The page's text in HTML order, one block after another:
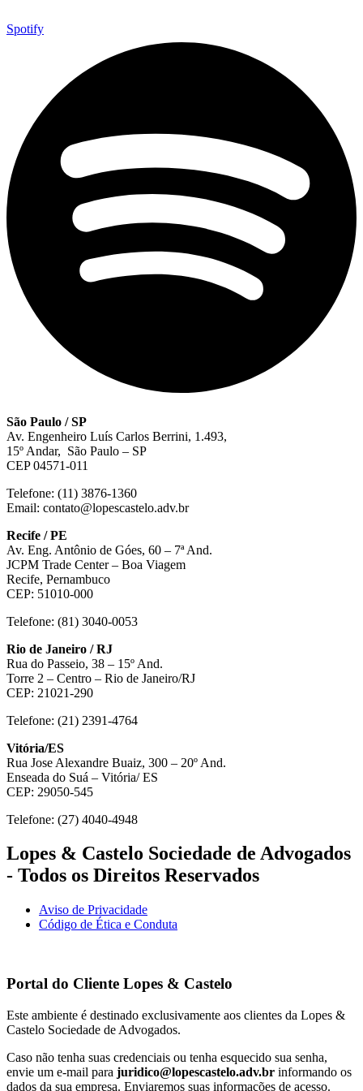
Spotify
São Paulo / SP
Av. Engenheiro Luís Carlos Berrini, 1.493,
15º Andar, São Paulo – SP
CEP 04571-011
Telefone: (11) 3876-1360
Email: contato@lopescastelo.adv.br
Recife / PE
Av. Eng. Antônio de Góes, 60 – 7ª And.
JCPM Trade Center – Boa Viagem
Recife, Pernambuco
CEP: 51010-000
Telefone: (81) 3040-0053
Rio de Janeiro / RJ
Rua do Passeio, 38 – 15º And.
Torre 2 – Centro – Rio de Janeiro/RJ
CEP: 21021-290
Telefone: (21) 2391-4764
Vitória/ES
Rua Jose Alexandre Buaiz, 300 – 20º And.
Enseada do Suá – Vitória/ ES
CEP: 29050-545
Telefone: (27) 4040-4948
Lopes & Castelo Sociedade de Advogados
- Todos os Direitos Reservados
Aviso de Privacidade
Código de Ética e Conduta
Portal do Cliente Lopes & Castelo
Este ambiente é destinado exclusivamente aos clientes da Lopes &
Castelo Sociedade de Advogados.
Caso não tenha suas credenciais ou tenha esquecido sua senha,
envie um e-mail para juridico@lopescastelo.adv.br informando os
dados da sua empresa. Enviaremos suas informações de acesso.